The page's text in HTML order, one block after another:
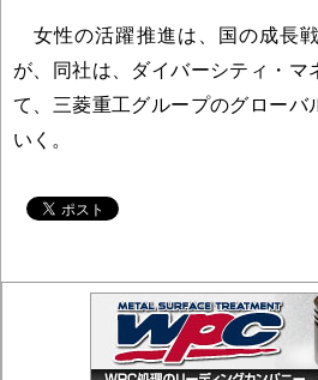
女性の活躍推進は、国の成長
が、同社は、ダイバーシティ・マ
て、三菱重工グループのグローバ
いく。